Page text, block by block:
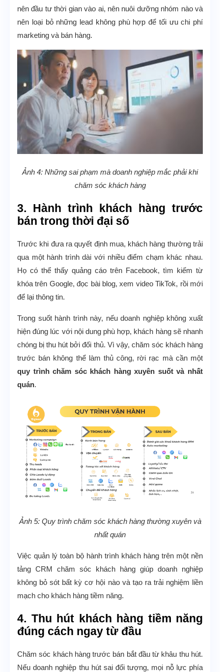
nên đầu tư thời gian vào ai, nên nuôi dưỡng nhóm nào và
nên loại bỏ những lead không phù hợp để tối ưu chi phí
marketing và bán hàng.
Ảnh 4: Những sai phạm mà doanh nghiệp mắc phải khi
chăm sóc khách hàng
3. Hành trình khách hàng trước
bán trong thời đại số
Trước khi đưa ra quyết định mua, khách hàng thường trải
qua một hành trình dài với nhiều điểm chạm khác nhau.
Họ có thể thấy quảng cáo trên Facebook, tìm kiếm từ
khóa trên Google, đọc bài blog, xem video TikTok, rồi mới
để lại thông tin.
Trong suốt hành trình này, nếu doanh nghiệp không xuất
hiện đúng lúc với nội dung phù hợp, khách hàng sẽ nhanh
chóng bị thu hút bởi đối thủ. Vì vậy, chăm sóc khách hàng
trước bán không thể làm thủ công, rời rạc mà cần một
quy trình chăm sóc khách hàng xuyên suốt và nhất
quán.
Ảnh 5: Quy trình chăm sóc khách hàng thường xuyên và
nhất quán
Việc quản lý toàn bộ hành trình khách hàng trên một nền
tảng CRM chăm sóc khách hàng giúp doanh nghiệp
không bỏ sót bất kỳ cơ hội nào và tạo ra trải nghiệm liền
mạch cho khách hàng tiềm năng.
4. Thu hút khách hàng tiềm năng
đúng cách ngay từ đầu
Chăm sóc khách hàng trước bán bắt đầu từ khâu thu hút.
Nếu doanh nghiệp thu hút sai đối tượng, mọi nỗ lực phía